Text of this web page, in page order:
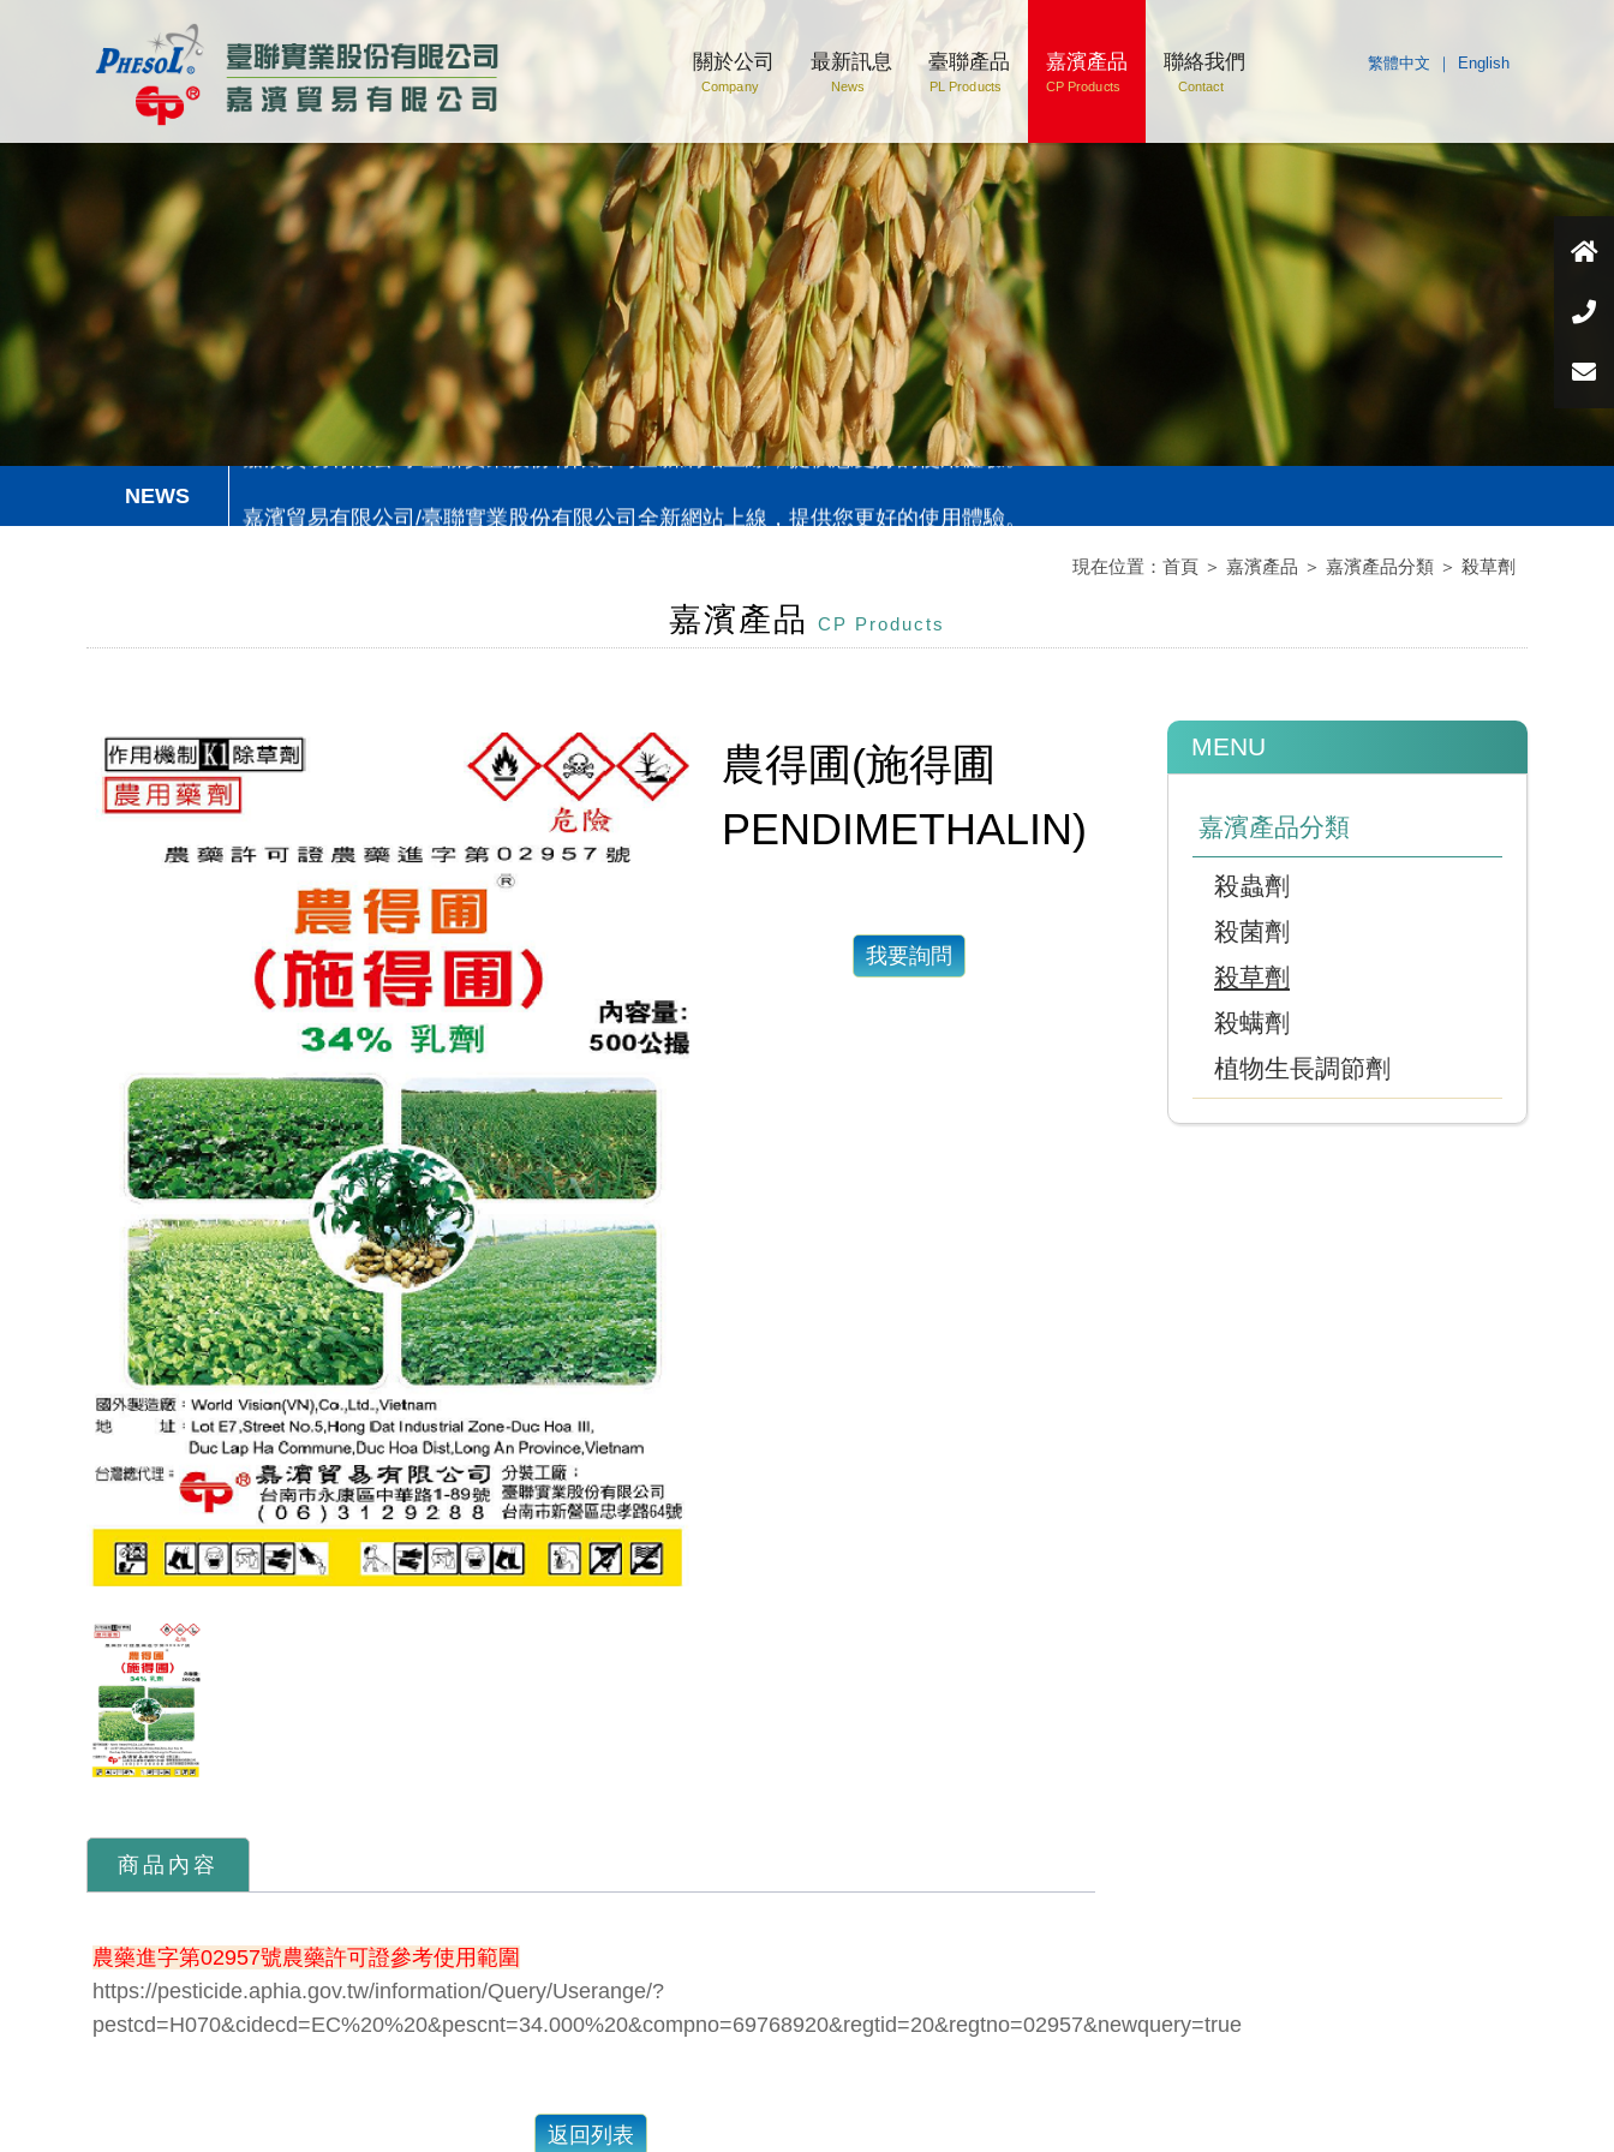
關於公司
Company
最新訊息
News
臺聯產品
PL Products
嘉濱產品
CP Products
聯絡我們
Contact
繁體中文 ｜ English
嘉濱貿易有限公司/臺聯實業股份有限公司全新網站上線，提供您更好的使用體驗。
嘉濱產品 CP Products
現在位置： 首頁 ＞ 嘉濱產品 ＞ 嘉濱產品分類 ＞ 殺草劑
MENU
嘉濱產品分類
殺蟲劑
殺菌劑
殺草劑
殺螨劑
植物生長調節劑
農得圃(施得圃
PENDIMETHALIN)
我要詢問
商品內容
農藥進字第02957號農藥許可證參考使用範圍
https://pesticide.aphia.gov.tw/information/Query/Userange/?
pestcd=H070&cidecd=EC%20%20&pescnt=34.000%20&compno=69768920&regtid=20&regtno=02957&newquery=true